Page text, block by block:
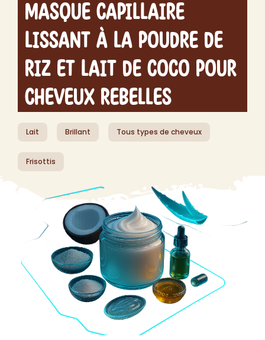
Masque Capillaire
Lissant à la Poudre de
Riz et Lait de Coco pour
Cheveux Rebelles
Lait Brillant Tous types de cheveux
Frisottis